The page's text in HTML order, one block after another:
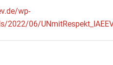
wp-
2022/06/